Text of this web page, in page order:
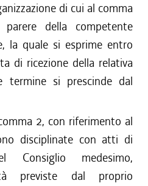
di cui al comma
della competente
la quale si esprime entro
di ricezione della relativa
termine si prescinde dal
2, con riferimento al
disciplinate con atti di
Consiglio medesimo,
previste dal proprio